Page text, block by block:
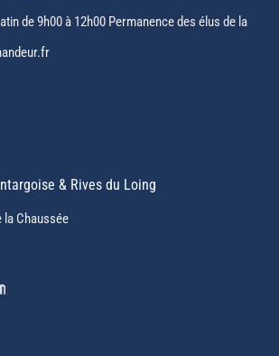
de 9h00 à 12h00 Permanence des élus de la
& Rives du Loing
la Chaussée